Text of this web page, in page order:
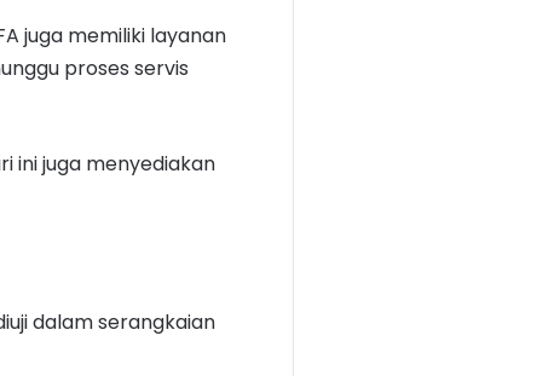
juga memiliki layanan
proses servis
ini juga menyediakan
dalam serangkaian